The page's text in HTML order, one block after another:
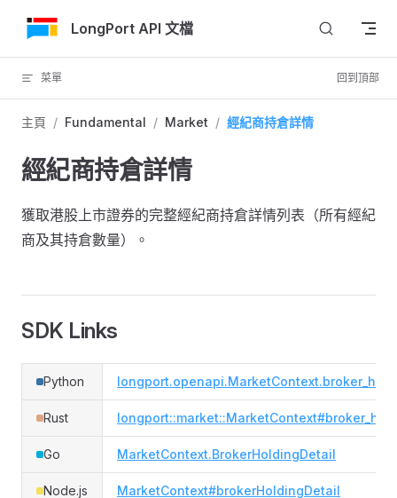
跳轉到內容LongPort API 文檔
菜單 回到頂部
主頁 / Fundamental / Market / 經紀商持倉詳情
經紀商持倉詳情
獲取港股上市證券的完整經紀商持倉詳情列表（所有經紀
商及其持倉數量）。
SDK Links
Python
Rust
Go MarketContext.BrokerHoldingDetail
Node.js MarketContext#brokerHoldingDetail